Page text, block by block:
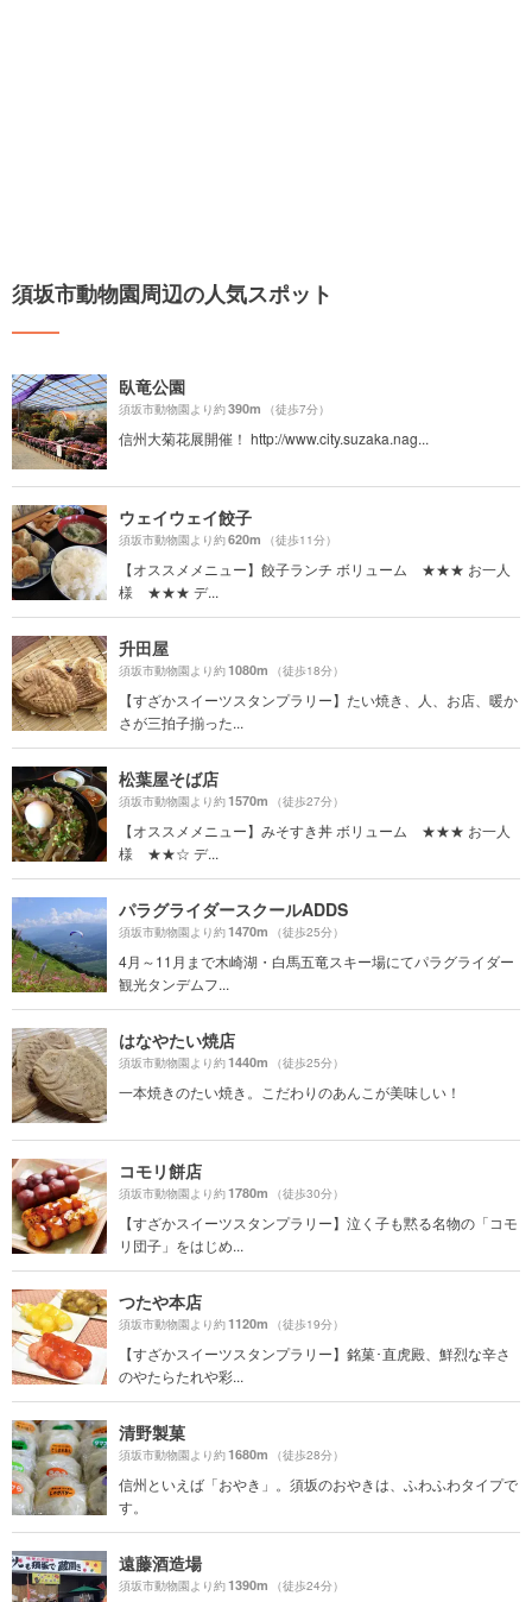
須坂市動物園周辺の人気スポット
臥竜公園
須坂市動物園より約390m （徒歩7分）
信州大菊花展開催！ http://www.city.suzaka.nag...
ウェイウェイ餃子
須坂市動物園より約620m （徒歩11分）
【オススメメニュー】餃子ランチ ボリューム ★★★ お一人
様 ★★★ デ...
升田屋
須坂市動物園より約1080m （徒歩18分）
【すざかスイーツスタンプラリー】たい焼き、人、お店、暖か
さが三拍子揃った...
松葉屋そば店
須坂市動物園より約1570m （徒歩27分）
【オススメメニュー】みそすき丼 ボリューム ★★★ お一人
様 ★★☆ デ...
パラグライダースクールADDS
須坂市動物園より約1470m （徒歩25分）
4月～11月まで木崎湖・白馬五竜スキー場にてパラグライダー
観光タンデムフ...
はなやたい焼店
須坂市動物園より約1440m （徒歩25分）
一本焼きのたい焼き。こだわりのあんこが美味しい！
コモリ餅店
須坂市動物園より約1780m （徒歩30分）
【すざかスイーツスタンプラリー】泣く子も黙る名物の「コモ
リ団子」をはじめ...
つたや本店
須坂市動物園より約1120m （徒歩19分）
【すざかスイーツスタンプラリー】銘菓･直虎殿、鮮烈な辛さ
のやたらたれや彩...
清野製菓
須坂市動物園より約1680m （徒歩28分）
信州といえば「おやき」。須坂のおやきは、ふわふわタイプで
す。
遠藤酒造場
須坂市動物園より約1390m （徒歩24分）